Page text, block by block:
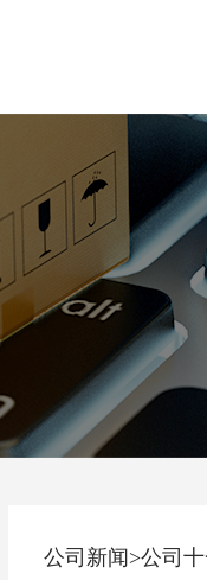
公司新闻>公司